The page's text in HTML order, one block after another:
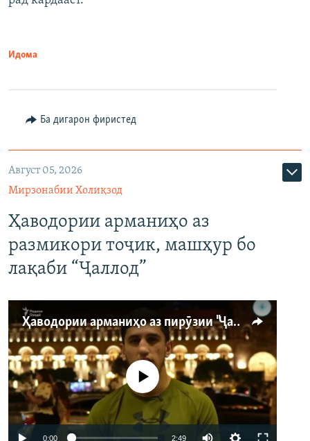
Идома
Ба дигарон фиристед
Август 05, 2026
Мирзонабии Холиқзод
Ҳаводории арманиҳо аз
размикори тоҷик, машҳур бо
лақаби “Ҷаллод”
Ҳаводории арманиҳо аз пирӯзии "Ҷаллод"-и тоҷик
Феълан кор намекунад
0:00 2:49